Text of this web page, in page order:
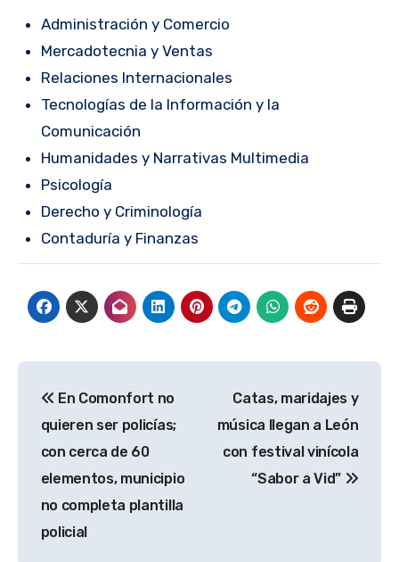
Administración y Comercio
Mercadotecnia y Ventas
Relaciones Internacionales
Tecnologías de la Información y la
Comunicación
Humanidades y Narrativas Multimedia
Psicología
Derecho y Criminología
Contaduría y Finanzas
de
entradas
En Comonfort no
quieren ser policías;
con cerca de 60
elementos, municipio
no completa plantilla
policial
Catas, maridajes y
música llegan a León
con festival vinícola
“Sabor a Vid”